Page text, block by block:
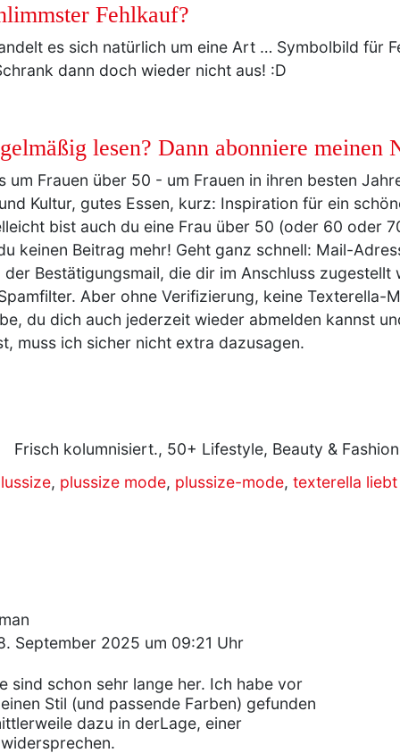
Fehlkauf?
es sich natürlich um eine Art … Symbolbild für
dann doch wieder nicht aus! :D
lesen? Dann abonniere meinen
um Frauen über 50 - um Frauen in ihren besten
Kultur, gutes Essen, kurz: Inspiration für ein
bist auch du eine Frau über 50 (oder 60 oder
keinen Beitrag mehr! Geht ganz schnell: Mail-
Bestätigungsmail, die dir im Anschluss
Aber ohne Verifizierung, keine Texterella-
du dich auch jederzeit wieder abmelden kannst
muss ich sicher nicht extra dazusagen.
Frisch kolumnisiert., 50+ Lifestyle, Beauty &
, plussize mode, plussize-mode, texterella
September 2025 um 09:21 Uhr
sind schon sehr lange her. Ich habe vor
Stil (und passende Farben) gefunden
dazu in derLage, einer